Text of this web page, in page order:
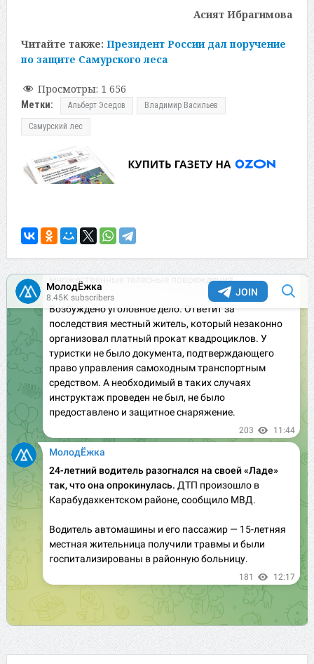
Асият Ибрагимова
Читайте также: Президент России дал поручение
по защите Самурского леса
Просмотры: 1 656
Метки: Альберт Эседов Владимир Васильев
Самурский лес